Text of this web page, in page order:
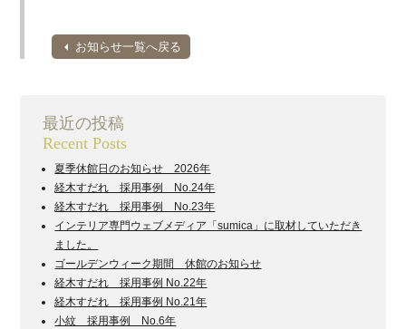
お知らせ一覧へ戻る
最近の投稿
Recent Posts
夏季休館日のお知らせ 2026年
経木すだれ 採用事例 No.24年
経木すだれ 採用事例 No.23年
インテリア専門ウェブメディア「sumica」に取材していただき
ました。
ゴールデンウィーク期間 休館のお知らせ
経木すだれ 採用事例 No.22年
経木すだれ 採用事例 No.21年
小紋 採用事例 No.6年